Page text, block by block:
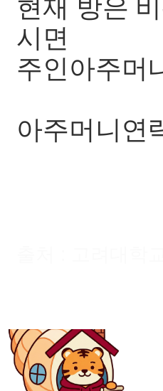
현재 방은
시면
주인아주머
아주머니연